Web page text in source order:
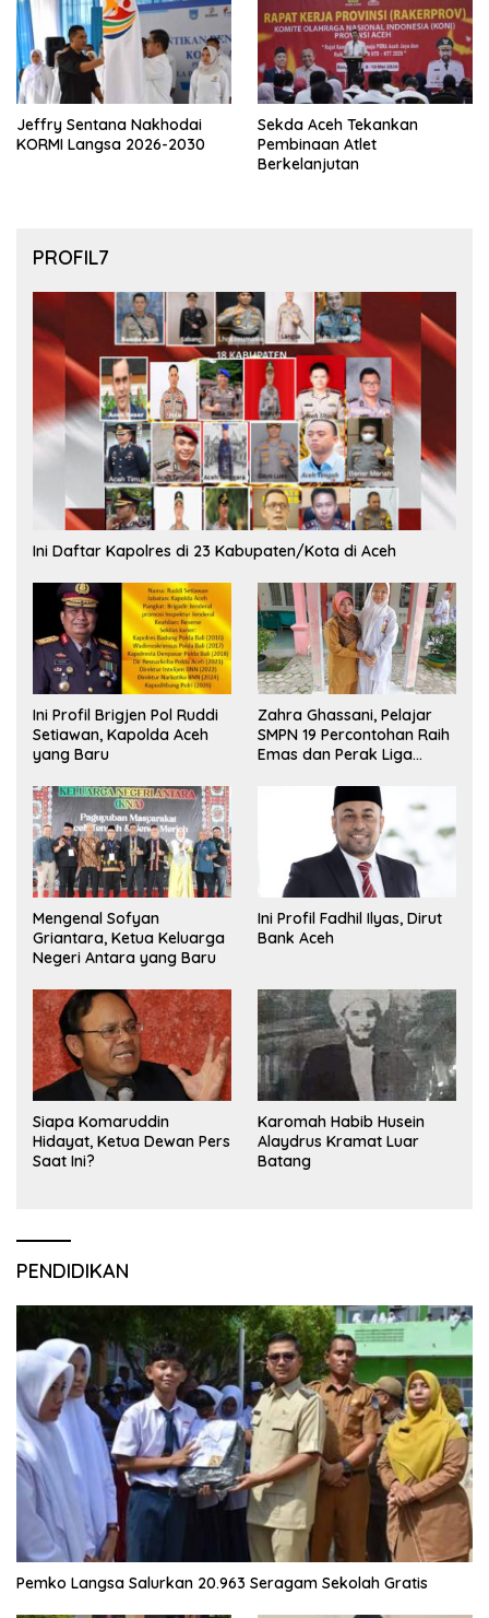
Jeffry Sentana Nakhodai
KORMI Langsa 2026-2030
Sekda Aceh Tekankan
Pembinaan Atlet
Berkelanjutan
PROFIL7
Ini Daftar Kapolres di 23 Kabupaten/Kota di Aceh
Ini Profil Brigjen Pol Ruddi
Setiawan, Kapolda Aceh
yang Baru
Zahra Ghassani, Pelajar
SMPN 19 Percontohan Raih
Emas dan Perak Liga
Mengenal Sofyan
Griantara, Ketua Keluarga
Negeri Antara yang Baru
Ini Profil Fadhil Ilyas, Dirut
Bank Aceh
Siapa Komaruddin
Hidayat, Ketua Dewan Pers
Saat Ini?
Karomah Habib Husein
Alaydrus Kramat Luar
Batang
PENDIDIKAN
Pemko Langsa Salurkan 20.963 Seragam Sekolah Gratis